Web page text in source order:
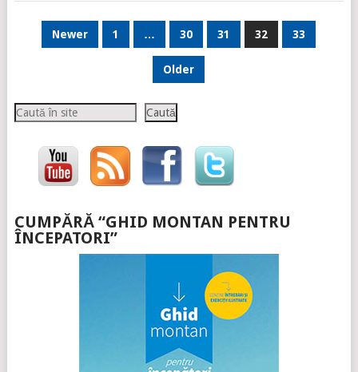
PAGINAȚIE
Newer 1 … 30 31 32 33
Older
Caută Caută
CUMPĂRĂ “GHID MONTAN PENTRU
ÎNCEPATORI”